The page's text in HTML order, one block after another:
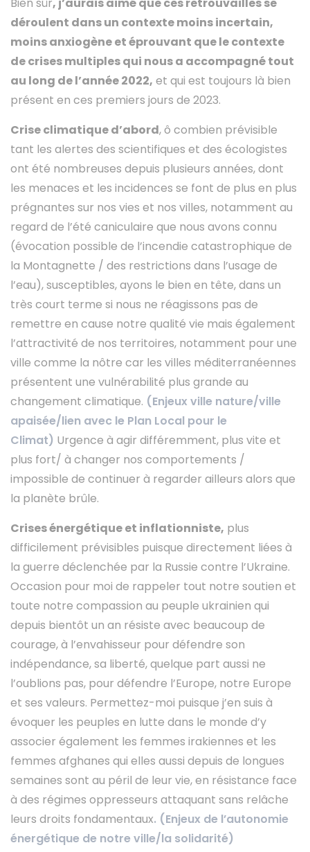
déroulent dans un contexte moins incertain,
moins anxiogène et éprouvant que le contexte
de crises multiples qui nous a accompagné tout
au long de l’année 2022, et qui est toujours là bien
présent en ces premiers jours de 2023.
Crise climatique d’abord, ô combien prévisible
tant les alertes des scientifiques et des écologistes
ont été nombreuses depuis plusieurs années, dont
les menaces et les incidences se font de plus en plus
prégnantes sur nos vies et nos villes, notamment au
regard de l’été caniculaire que nous avons connu
(évocation possible de l’incendie catastrophique de
la Montagnette / des restrictions dans l’usage de
l’eau), susceptibles, ayons le bien en tête, dans un
très court terme si nous ne réagissons pas de
remettre en cause notre qualité vie mais également
l’attractivité de nos territoires, notamment pour une
ville comme la nôtre car les villes méditerranéennes
présentent une vulnérabilité plus grande au
changement climatique. (Enjeux ville nature/ville
apaisée/lien avec le Plan Local pour le
Climat) Urgence à agir différemment, plus vite et
plus fort/ à changer nos comportements /
impossible de continuer à regarder ailleurs alors que
la planète brûle.
Crises énergétique et inflationniste, plus
difficilement prévisibles puisque directement liées à
la guerre déclenchée par la Russie contre l’Ukraine.
Occasion pour moi de rappeler tout notre soutien et
toute notre compassion au peuple ukrainien qui
depuis bientôt un an résiste avec beaucoup de
courage, à l’envahisseur pour défendre son
indépendance, sa liberté, quelque part aussi ne
l’oublions pas, pour défendre l’Europe, notre Europe
et ses valeurs. Permettez-moi puisque j’en suis à
évoquer les peuples en lutte dans le monde d’y
associer également les femmes irakiennes et les
femmes afghanes qui elles aussi depuis de longues
semaines sont au péril de leur vie, en résistance face
à des régimes oppresseurs attaquant sans relâche
leurs droits fondamentaux. (Enjeux de l’autonomie
énergétique de notre ville/la solidarité)